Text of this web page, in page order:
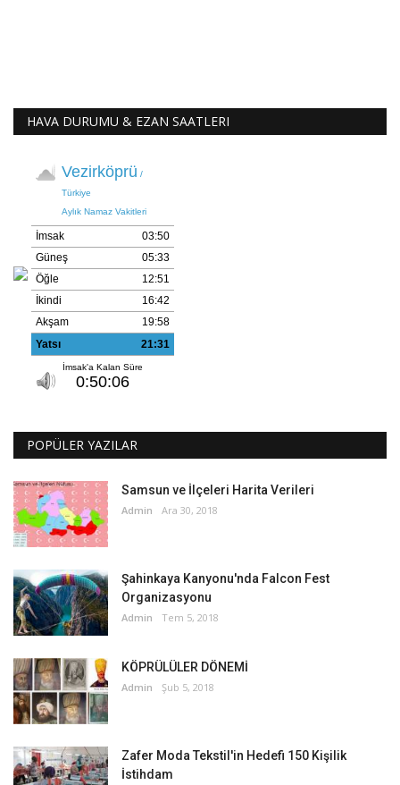
HAVA DURUMU & EZAN SAATLERI
POPÜLER YAZILAR
Samsun ve İlçeleri Harita Verileri
Admin Ara 30, 2018
Şahinkaya Kanyonu'nda Falcon Fest
Organizasyonu
Admin Tem 5, 2018
KÖPRÜLÜLER DÖNEMİ
Admin Şub 5, 2018
Zafer Moda Tekstil'in Hedefi 150 Kişilik
İstihdam